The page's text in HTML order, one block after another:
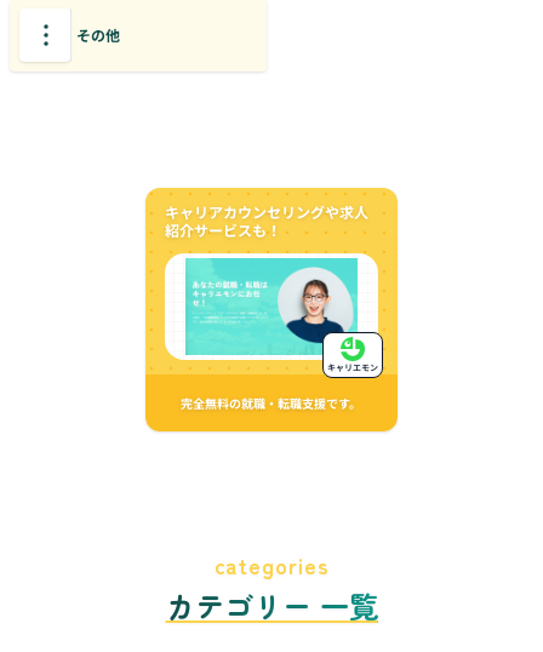
その他
キャリアカウンセリングや求人
紹介サービスも！
完全無料の就職・転職支援です。
キャリエモン
categories
カテゴリー 一覧